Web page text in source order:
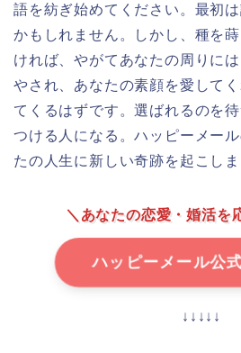
語を紡ぎ始めてください。最初
かもしれません。しかし、種を
ければ、やがてあなたの周りに
やされ、あなたの素顔を愛して
てくるはずです。選ばれるのを
つける人になる。ハッピーメー
たの人生に新しい奇跡を起こしま
＼あなたの恋愛・婚活を
ハッピーメール公
↓↓↓↓↓